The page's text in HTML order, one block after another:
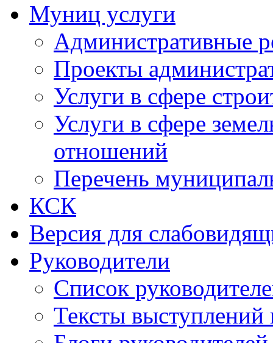
Муниц услуги
Административные
Проекты
Услуги в сфере
Услуги в сфере
отношений
Перечень
КСК
Версия для
Руководители
Список
Тексты выступлений